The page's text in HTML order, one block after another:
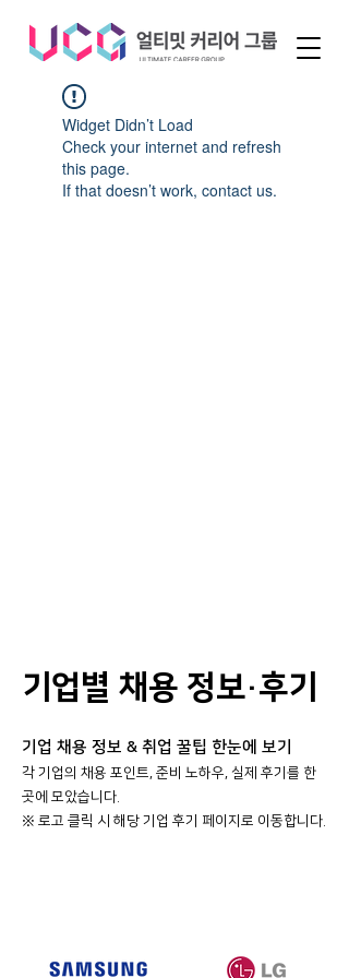
Widget Didn’t Load
Check your internet and refresh
this page.
If that doesn’t work, contact us.
기업별 채용 정보·후기
기업 채용 정보 & 취업 꿀팁 한눈에 보기
각 기업의 채용 포인트, 준비 노하우, 실제 후기를 한
곳에 모았습니다.
​※ 로고 클릭 시 해당 기업 후기 페이지로 이동합니다.